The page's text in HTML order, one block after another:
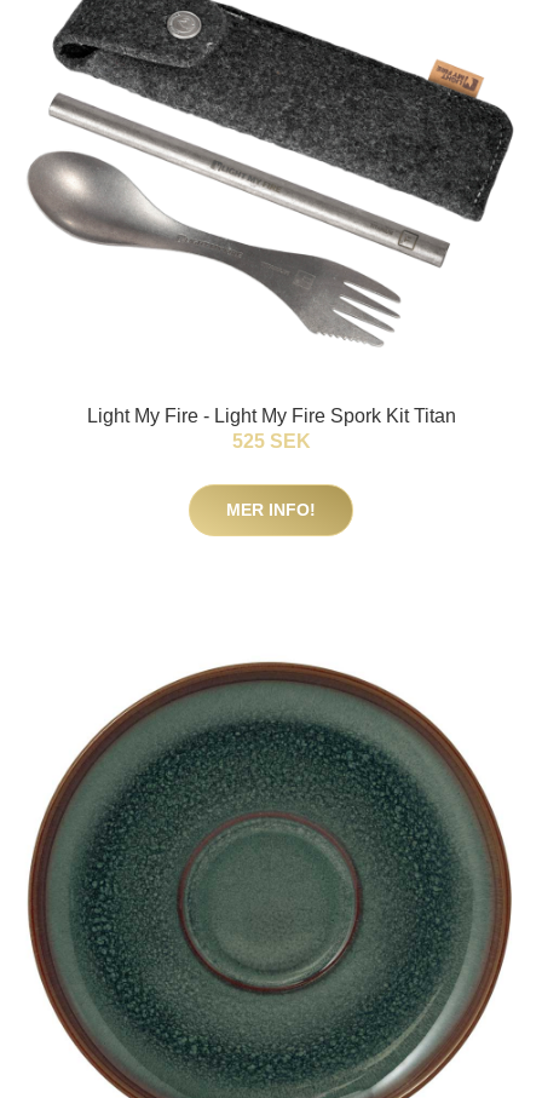
Light My Fire - Light My Fire Spork Kit Titan
525 SEK
MER INFO!